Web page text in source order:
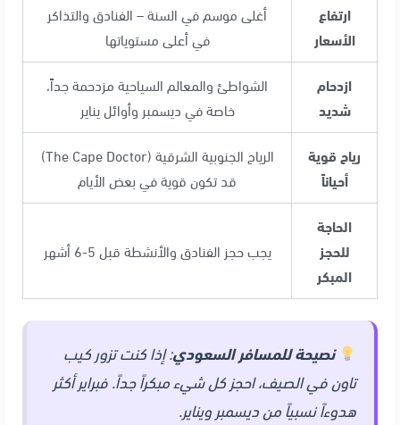
ارتفاع
الأسعار
أغلى موسم في السنة – الفنادق والتذاكر
في أعلى مستوياتها
ازدحام
شديد
الشواطئ والمعالم السياحية مزدحمة جداً،
خاصة في ديسمبر وأوائل يناير
رياح قوية
أحياناً
الرياح الجنوبية الشرقية (The Cape Doctor)
قد تكون قوية في بعض الأيام
الحاجة
للحجز
المبكر
يجب حجز الفنادق والأنشطة قبل 5-6 أشهر
نصيحة للمسافر السعودي: إذا كنت تزور كيب
تاون في الصيف، احجز كل شيء مبكراً جداً. فبراير أكثر
هدوءاً نسبياً من ديسمبر ويناير.